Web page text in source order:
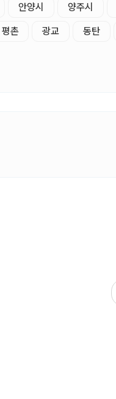
안양시 양주시
평촌 광교 동탄